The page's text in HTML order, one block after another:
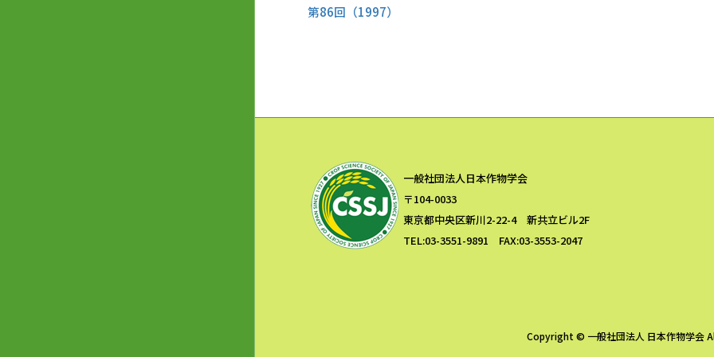
第86回（1997）
一般社団法人日本作物学会
〒104-0033
東京都中央区新川2-22-4 新共立ビル2F
TEL:03-3551-9891 FAX:03-3553-2047
Copyright © 一般社団法人 日本作物学会